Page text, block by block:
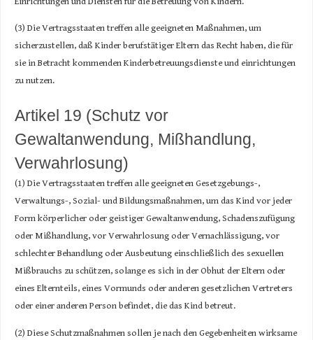
(3) Die Vertragsstaaten treffen alle geeigneten Maßnahmen, um
sicherzustellen, daß Kinder berufstätiger Eltern das Recht haben, die für
sie in Betracht kommenden Kinderbetreuungsdienste und einrichtungen
zu nutzen.
Artikel 19 (Schutz vor
Gewaltanwendung, Mißhandlung,
Verwahrlosung)
(1) Die Vertragsstaaten treffen alle geeigneten Gesetzgebungs-,
Verwaltungs-, Sozial- und Bildungsmaßnahmen, um das Kind vor jeder
Form körperlicher oder geistiger Gewaltanwendung, Schadenszufügung
oder Mißhandlung, vor Verwahrlosung oder Vernachlässigung, vor
schlechter Behandlung oder Ausbeutung einschließlich des sexuellen
Mißbrauchs zu schützen, solange es sich in der Obhut der Eltern oder
eines Elternteils, eines Vormunds oder anderen gesetzlichen Vertreters
oder einer anderen Person befindet, die das Kind betreut.
(2) Diese Schutzmaßnahmen sollen je nach den Gegebenheiten wirksame